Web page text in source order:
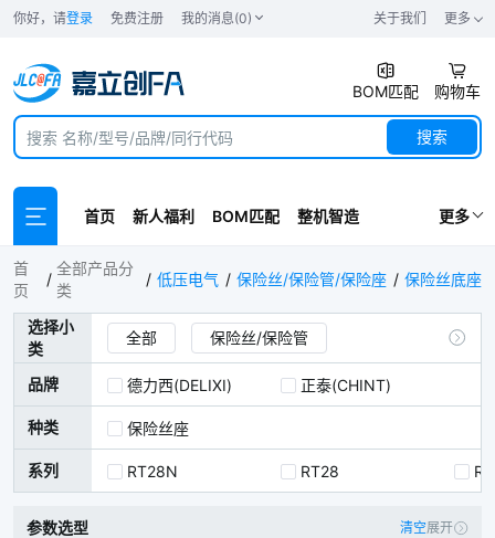
你好，请登录 免费注册 我的消息(0) 关于我们 更多
BOM匹配 购物车
搜索
首页 新人福利 BOM匹配 整机智造 更多
保险丝底座
首
页
全部产品分
类
低压电气 保险丝/保险管/保险座 保险丝底座
选择小
类
全部 保险丝/保险管
保险丝底座
品牌 德力西(DELIXI) 正泰(CHINT)
种类 保险丝座
系列 RT28N RT28
参数选型 清空展开